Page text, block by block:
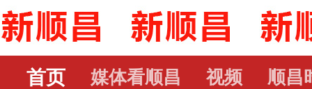
首页 媒体看顺昌 视频 顺昌